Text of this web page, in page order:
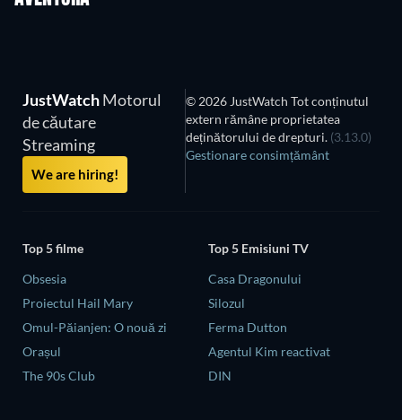
JustWatchMotorul
de căutare
Streaming
We are hiring!
© 2026 JustWatch Tot conținutul
extern rămâne proprietatea
deținătorului de drepturi. (3.13.0)
Gestionare consimțământ
Top 5 filme
Obsesia
Proiectul Hail Mary
Omul-Păianjen: O nouă zi
Orașul
The 90s Club
Top 5 Emisiuni TV
Casa Dragonului
Silozul
Ferma Dutton
Agentul Kim reactivat
DIN